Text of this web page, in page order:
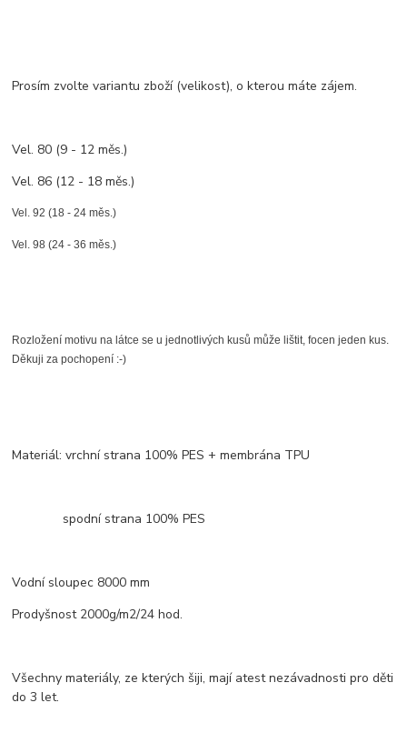
Prosím zvolte variantu zboží (velikost), o kterou máte zájem.
Vel. 80 (9 - 12 měs.)
Vel. 86 (12 - 18 měs.)
Vel. 92 (18 - 24 měs.)
Vel. 98 (24 - 36 měs.)
Rozložení motivu na látce se u jednotlivých kusů může lištit, focen jeden kus.
Děkuji za pochopení :-)
Materiál: vrchní strana 100% PES + membrána TPU
spodní strana 100% PES
Vodní sloupec 8000 mm
Prodyšnost 2000g/m2/24 hod.
Všechny materiály, ze kterých šiji, mají atest nezávadnosti pro děti
do 3 let.